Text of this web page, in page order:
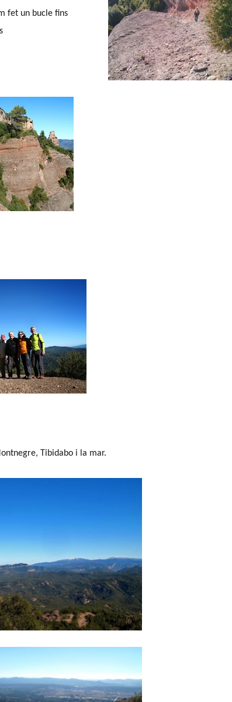
fet un bucle fins
Tibidabo i la mar.